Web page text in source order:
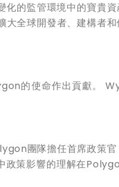
的監管環境中的寶貴資
全球開發者、建構者和
的使命作出貢獻。
團隊擔任首席政策官
政策影響的理解在